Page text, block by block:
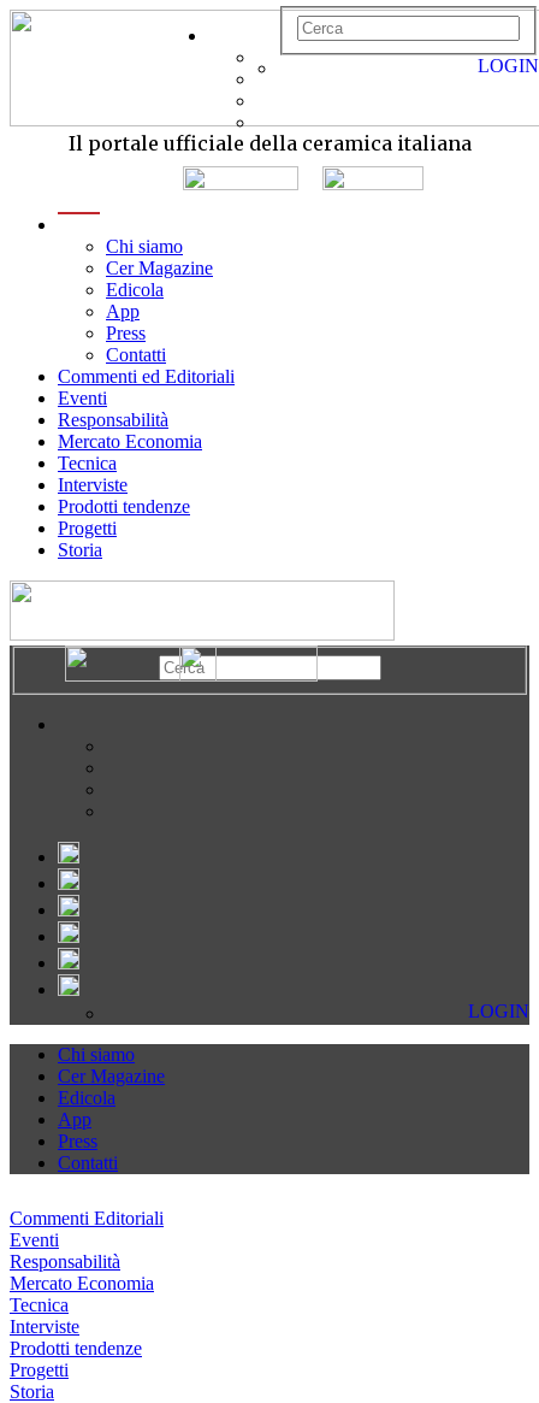
Il portale ufficiale della ceramica italiana
Chi siamo
Cer Magazine
Edicola
App
Press
Contatti
Commenti ed Editoriali
Eventi
Responsabilità
Mercato Economia
Tecnica
Interviste
Prodotti tendenze
Progetti
Storia
LOGIN
LOGIN
Chi siamo
Cer Magazine
Edicola
App
Press
Contatti
Commenti Editoriali
Eventi
Responsabilità
Mercato Economia
Tecnica
Interviste
Prodotti tendenze
Progetti
Storia